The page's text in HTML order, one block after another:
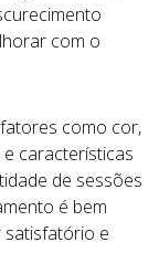
com o
como cor,
características
de sessões
é bem
satisfatório e